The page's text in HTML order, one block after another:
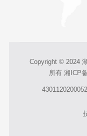
Copyright © 2024
所有 湘ICP